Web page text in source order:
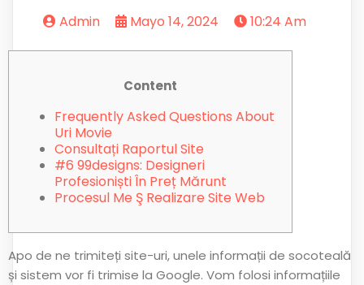
Admin Mayo 14, 2024 10:24 Am
Content
Frequently Asked Questions About
Uri Movie
Consultați Raportul Site
#6 99designs: Designeri
Profesioniști În Preț Mărunt
Procesul Me Ş Realizare Site Web
Apo de ne trimiteți site-uri, unele informații de socoteală
și sistem vor fi trimise la Google. Vom folosi informațiile